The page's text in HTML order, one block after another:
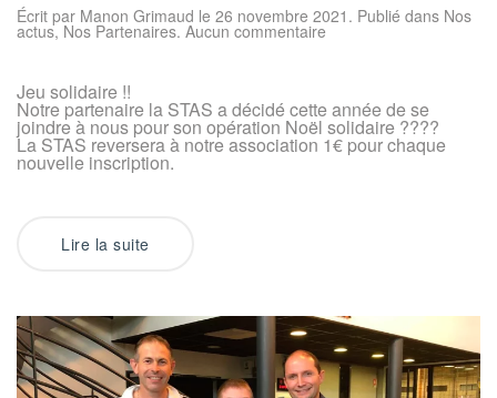
Écrit par Manon Grimaud le 26 novembre 2021 . Publié dans Nos
actus, Nos Partenaires. Aucun commentairesur
partenaire
la
STAS
Jeu solidaire !!
Notre partenaire la STAS a décidé cette année de se
joindre à nous pour son opération Noël solidaire ????
La STAS reversera à notre association 1€ pour chaque
nouvelle inscription.
Lire la suite